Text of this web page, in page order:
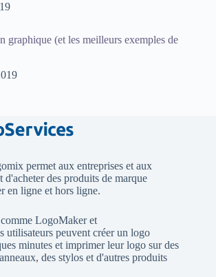
graphique (et les meilleurs exemples de
permet aux entreprises et aux
d'acheter des produits de marque
en ligne et hors ligne.
LogoMakeret
utilisateurs peuvent créer un logo
minutes et imprimer leur logo sur des
des stylos et d'autres produits